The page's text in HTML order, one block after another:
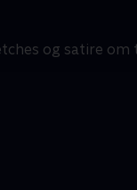
og satire